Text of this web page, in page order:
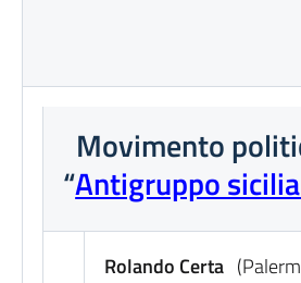
Movimento
“Antigruppo
Rolando Certa